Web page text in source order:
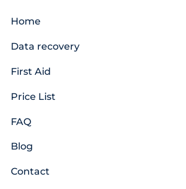
Home
Data recovery
First Aid
Price List
FAQ
Blog
Contact